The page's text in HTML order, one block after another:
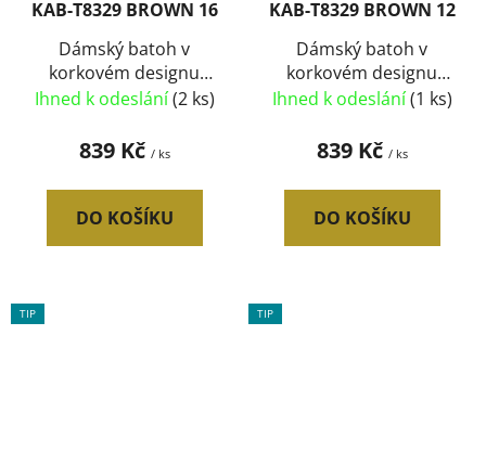
KAB-T8329 BROWN 16
Dámský batoh v
korkovém designu
T8329 typ16
Ihned k odeslání(2 ks)
839 Kč / ks
DO KOŠÍKU
KAB-T8329 BROWN 12
Dámský batoh v
korkovém designu
T8329 typ12
Ihned k odeslání(1 ks)
839 Kč / ks
DO KOŠÍKU
TIP TIP